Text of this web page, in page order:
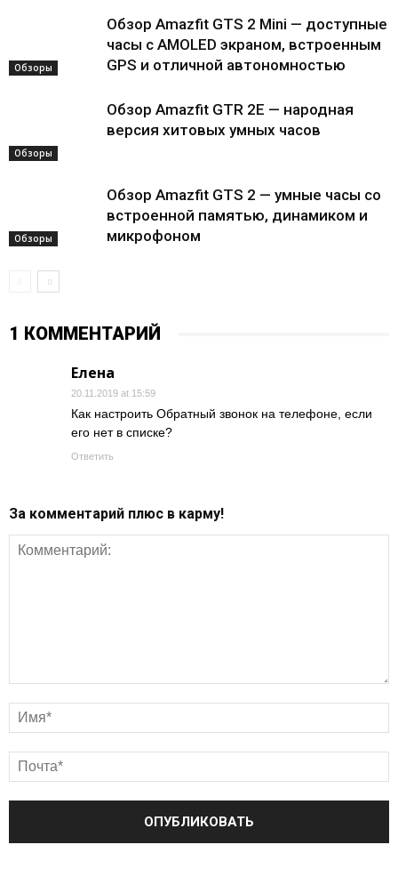
Обзоры
Обзор Amazfit GTS 2 Mini — доступные
часы с AMOLED экраном, встроенным
GPS и отличной автономностью
Обзоры
Обзор Amazfit GTR 2E — народная
версия хитовых умных часов
Обзоры
Обзор Amazfit GTS 2 — умные часы со
встроенной памятью, динамиком и
микрофоном
1 КОММЕНТАРИЙ
Елена
20.11.2019 at 15:59
Как настроить Обратный звонок на телефоне, если
его нет в списке?
Ответить
За комментарий плюс в карму!